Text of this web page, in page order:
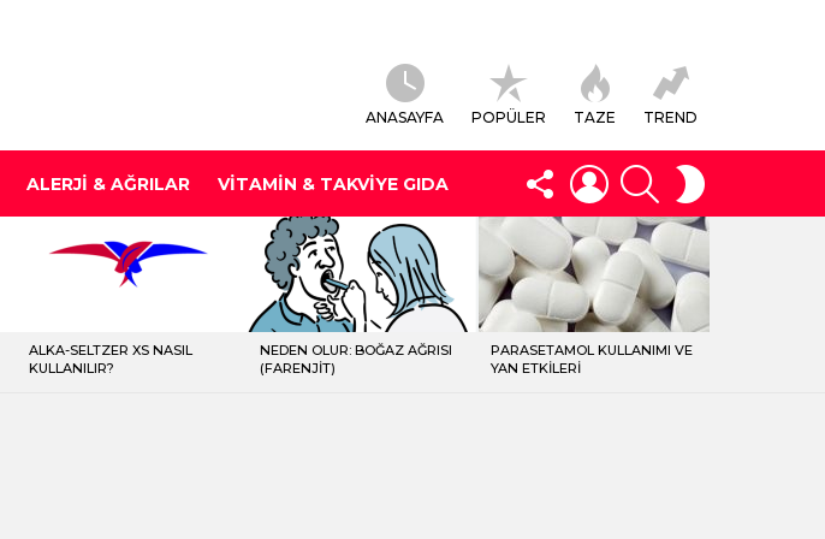
ANASAYFA POPÜLER TAZE TREND
ALERJI & AĞRILAR VITAMIN & TAKVIYE GIDA
FOLLOW
US
LOGIN SEARCH
ALKA-SELTZER XS NASIL
KULLANILIR?
NEDEN OLUR: BOĞAZ AĞRISI
(FARENJIT)
PARASETAMOL KULLANIMI VE
YAN ETKILERI